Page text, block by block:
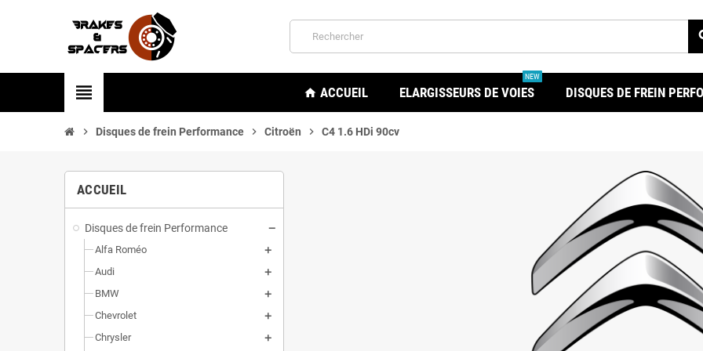
view_headline home ACCUEIL ELARGISSEURS DE VOIES
NEW
DISQUES DE FREIN
chevron_right Disques de frein Performance chevron_right Citroën chevron_right C4 1.6 HDi 90cv
ACCUEIL
Disques de frein Performance
Alfa Roméo
Audi
BMW
Chevrolet
Chrysler